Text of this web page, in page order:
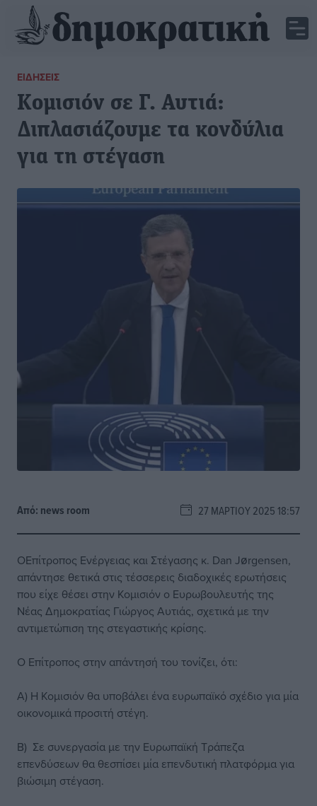
ΕΙΔΉΣΕΙΣ
Κομισιόν σε Γ. Αυτιά:
Διπλασιάζουμε τα κονδύλια
για τη στέγαση
Από: news room 27 ΜΑΡΤΊΟΥ 2025 18:57
ΟΕπίτροπος Ενέργειας και Στέγασης κ. Dan Jørgensen,
απάντησε θετικά στις τέσσερεις διαδοχικές ερωτήσεις
που είχε θέσει στην Κομισιόν ο Ευρωβουλευτής της
Νέας Δημοκρατίας Γιώργος Αυτιάς, σχετικά με την
αντιμετώπιση της στεγαστικής κρίσης.
Ο Επίτροπος στην απάντησή του τονίζει, ότι:
Α) Η Κομισιόν θα υποβάλει ένα ευρωπαϊκό σχέδιο για μία
οικονομικά προσιτή στέγη.
Β) Σε συνεργασία με την Ευρωπαϊκή Τράπεζα
επενδύσεων θα θεσπίσει μία επενδυτική πλατφόρμα για
βιώσιμη στέγαση.